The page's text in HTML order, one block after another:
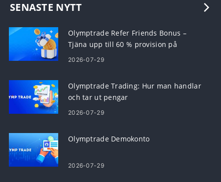
SENASTE NYTT
Olymptrade Refer Friends Bonus –
Tjäna upp till 60 % provision på
hänvisningar
2026-07-29
Olymptrade Trading: Hur man handlar
och tar ut pengar
2026-07-29
Olymptrade Demokonto
2026-07-29